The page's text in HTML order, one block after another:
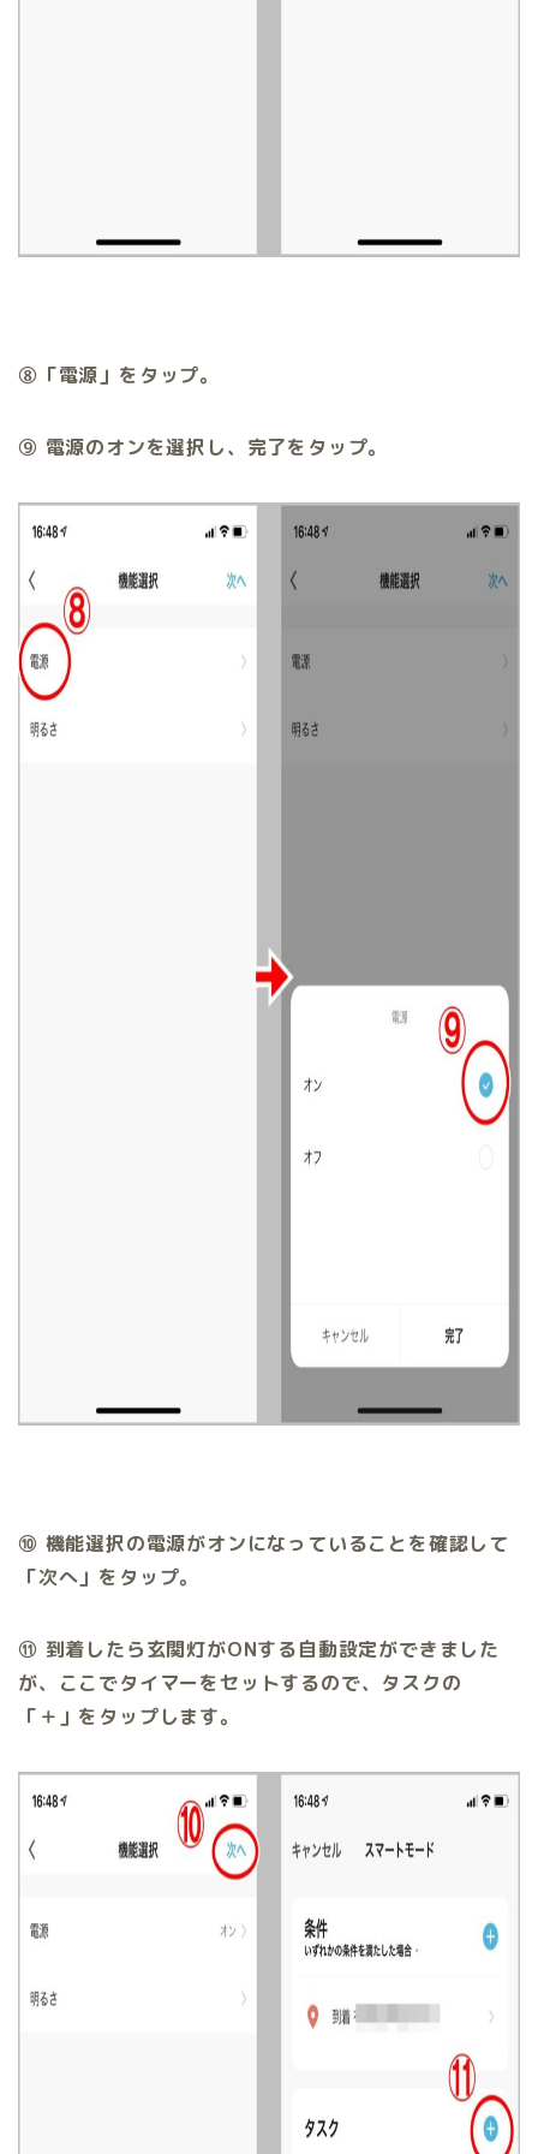
⑧「電源」をタップ。
⑨ 電源のオンを選択し、完了をタップ。
⑩ 機能選択の電源がオンになっていることを確認して
「次へ」をタップ。
⑪ 到着したら玄関灯がONする自動設定ができました
が、ここでタイマーをセットするので、タスクの
「＋」をタップします。